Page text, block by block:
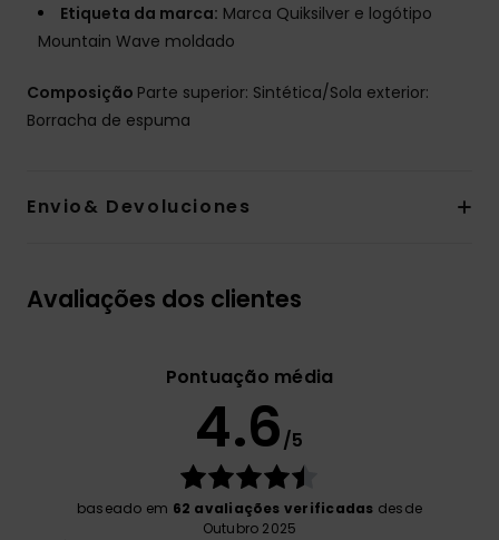
Etiqueta da marca: Marca Quiksilver e logótipo
Mountain Wave moldado
Composição Parte superior: Sintética/Sola exterior:
Borracha de espuma
Envio& Devoluciones
Avaliações dos clientes
Pontuação média
4.6/5
baseado em 62 avaliações verificadas desde
Outubro 2025